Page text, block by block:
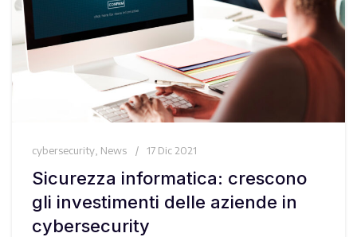
cybersecurity News 17 Dic 2021
Sicurezza informatica: crescono
gli investimenti delle aziende in
cybersecurity